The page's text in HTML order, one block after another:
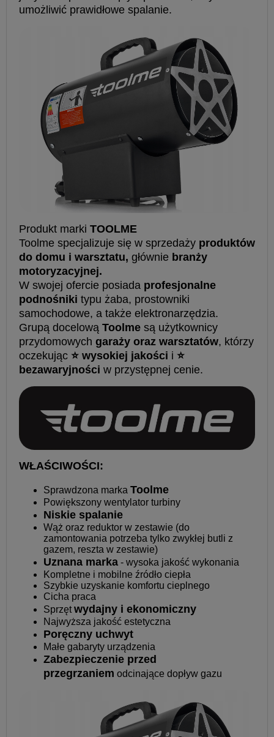
umożliwić prawidłowe spalanie.
Produkt marki TOOLME
Toolme specjalizuje się w sprzedaży produktów
do domu i warsztatu, głównie branży
motoryzacyjnej.
W swojej ofercie posiada profesjonalne
podnośniki typu żaba, prostowniki
samochodowe, a także elektronarzędzia.
Grupą docelową Toolme są użytkownicy
przydomowych garaży oraz warsztatów, którzy
oczekując ⭐ wysokiej jakości i ⭐
bezawaryjności w przystępnej cenie.
WŁAŚCIWOŚCI:
Sprawdzona marka Toolme
Powiększony wentylator turbiny
Niskie spalanie
Wąż oraz reduktor w zestawie (do
zamontowania potrzeba tylko zwykłej butli z
gazem, reszta w zestawie)
Uznana marka - wysoka jakość wykonania
Kompletne i mobilne źródło ciepła
Szybkie uzyskanie komfortu cieplnego
Cicha praca
Sprzętwydajny i ekonomiczny
Najwyższa jakość estetyczna
Poręczny uchwyt
Małe gabaryty urządzenia
Zabezpieczenie przed
przegrzaniem odcinające dopływ gazu